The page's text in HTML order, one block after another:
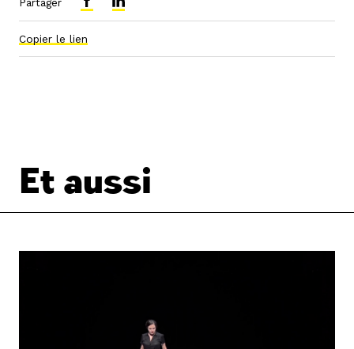
Partager
Copier le lien
Et aussi